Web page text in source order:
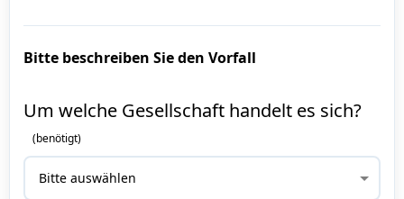
Bitte beschreiben Sie den Vorfall
Um welche Gesellschaft handelt es sich?